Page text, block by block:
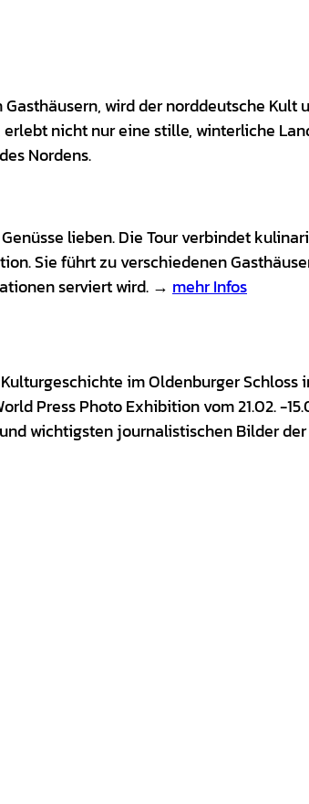
wird der norddeutsche Kult
nicht nur eine stille, winterliche
Nordens.
lieben. Die Tour verbindet
Sie führt zu verschiedenen
serviert wird. → mehr Infos
im Oldenburger Schloss
Press Photo Exhibition vom 21.02. -
wichtigsten journalistischen Bilder